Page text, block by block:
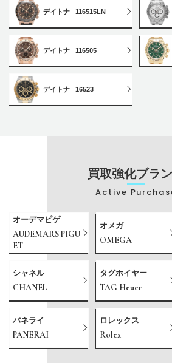
デイトナ 116515LN
デイトナ 116505
デイトナ 16523
買取強化ブラ
Active
オーデマピゲ
AUDEMARS PIGU
ET
オメガ
OMEGA
シャネル
CHANEL
タグホイヤー
TAG Heuer
パネライ
PANERAI
ロレックス
Rolex